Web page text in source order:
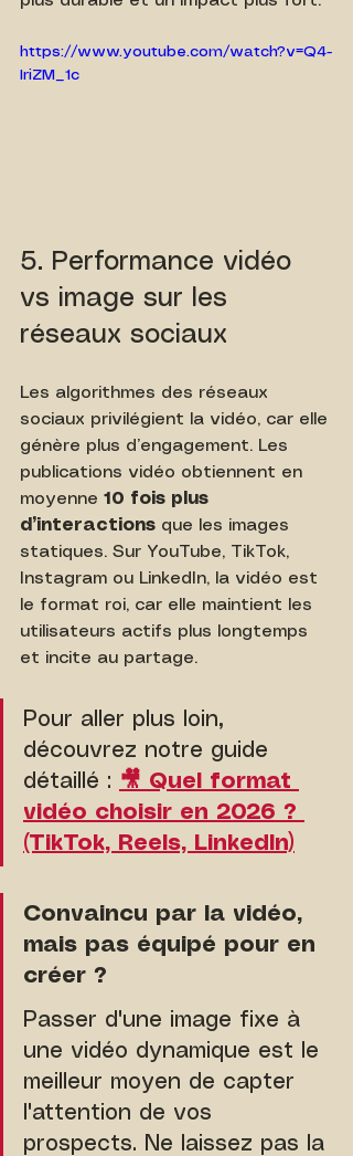
https://www.youtube.com/watch?v=Q4-
IriZM_1c
5. Performance vidéo
vs image sur les
réseaux sociaux
Les algorithmes des réseaux
sociaux privilégient la vidéo, car elle
génère plus d’engagement. Les
publications vidéo obtiennent en
moyenne 10 fois plus
d’interactions que les images
statiques. Sur YouTube, TikTok,
Instagram ou LinkedIn, la vidéo est
le format roi, car elle maintient les
utilisateurs actifs plus longtemps
et incite au partage.
Pour aller plus loin,
découvrez notre guide
détaillé : 🎥 Quel format
vidéo choisir en 2026 ?
(TikTok, Reels, LinkedIn)
Convaincu par la vidéo,
mais pas équipé pour en
créer ?
Passer d'une image fixe à
une vidéo dynamique est le
meilleur moyen de capter
l'attention de vos
prospects. Ne laissez pas la